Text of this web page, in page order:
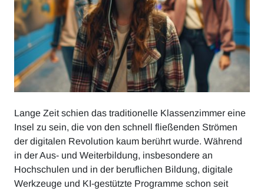
Lange Zeit schien das traditionelle Klassenzimmer eine
Insel zu sein, die von den schnell fließenden Strömen
der digitalen Revolution kaum berührt wurde. Während
in der Aus- und Weiterbildung, insbesondere an
Hochschulen und in der beruflichen Bildung, digitale
Werkzeuge und KI-gestützte Programme schon seit